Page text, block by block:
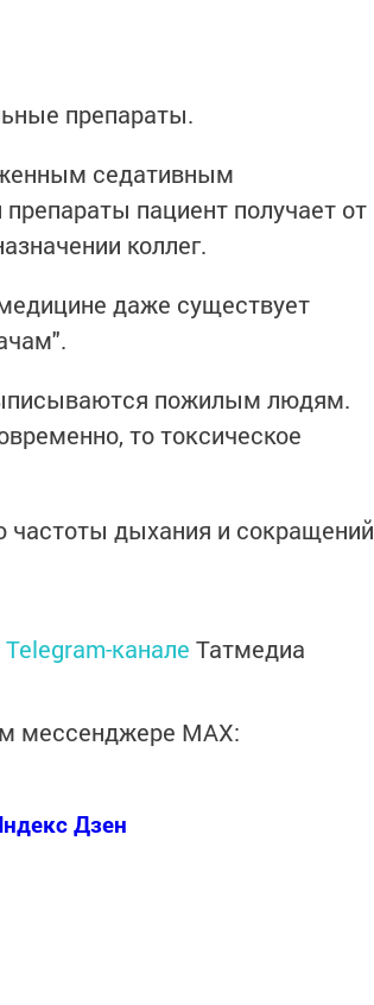
препараты.
седативным
пациент получает от
коллег.
даже существует
пожилым людям.
то токсическое
дыхания и сокращений
Telegram-канале Татмедиа
мессенджере MАХ:
Дзен